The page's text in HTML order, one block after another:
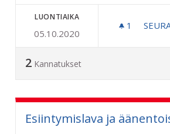
LUONTIAIKA
05.10.2020
1 1
2 Kannatukset
Esiintymislava ja